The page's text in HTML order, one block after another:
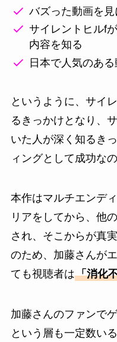
バズった動画を
サイレントヒルf
内容を知る
日本で人気のあ
というように、サイ
るきっかけとなり、
いた人が深く知るき
ィングとして成功な
本作はマルチエンデ
リアをしてから、他
され、そこからが真
のため、加藤さんが
ても視聴者は「消化
加藤さんのファンで
という層も一定数い